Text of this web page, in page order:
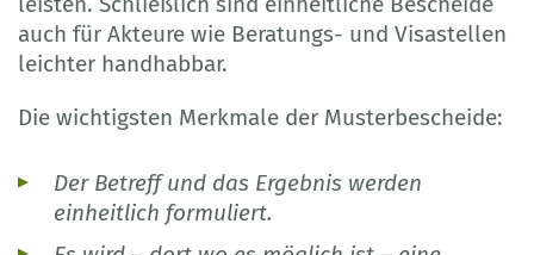
auch für Akteure wie Beratungs- und Visastellen
leichter handhabbar.
Die wichtigsten Merkmale der Musterbescheide:
Der Betreff und das Ergebnis werden
einheitlich formuliert.